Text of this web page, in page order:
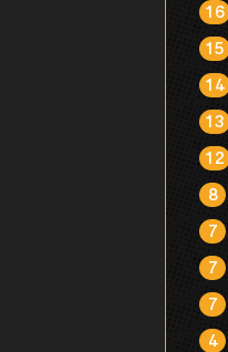
16
15
14
13
12
8
7
7
7
4